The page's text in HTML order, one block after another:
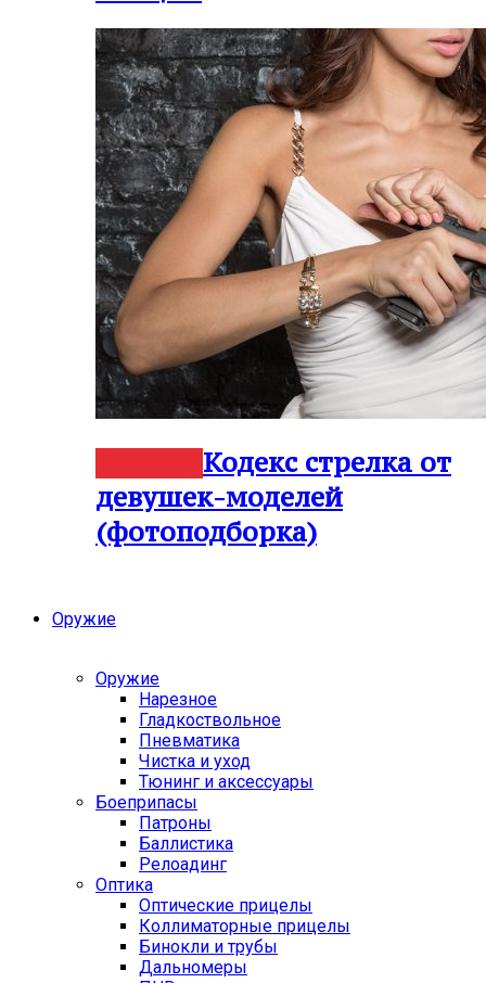
Кодекс стрелка от
девушек-моделей
(фотоподборка)
Оружие
Оружие
Нарезное
Гладкоствольное
Пневматика
Чистка и уход
Тюнинг и аксессуары
Боеприпасы
Патроны
Баллистика
Релоадинг
Оптика
Оптические прицелы
Коллиматорные прицелы
Бинокли и трубы
Дальномеры